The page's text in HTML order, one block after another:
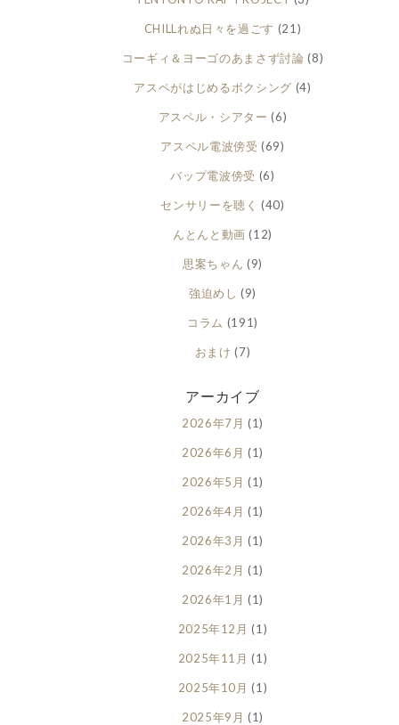
CHILLれぬ日々を過ごす (21)
コーギィ＆ヨーゴのあまさず討論 (8)
アスペがはじめるボクシング (4)
アスペル・シアター (6)
アスペル電波傍受 (69)
バップ電波傍受 (6)
センサリーを聴く (40)
んとんと動画 (12)
思案ちゃん (9)
強迫めし (9)
コラム (191)
おまけ (7)
アーカイブ
2026年7月 (1)
2026年6月 (1)
2026年5月 (1)
2026年4月 (1)
2026年3月 (1)
2026年2月 (1)
2026年1月 (1)
2025年12月 (1)
2025年11月 (1)
2025年10月 (1)
2025年9月 (1)